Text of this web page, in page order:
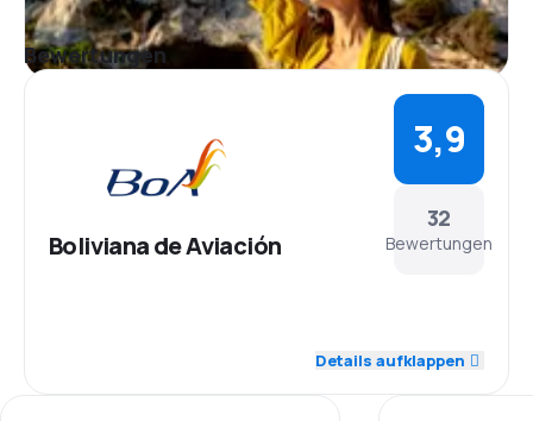
Bewertungen
Boliviana de Aviación
32
Bewertungen
3,9
Details aufklappen